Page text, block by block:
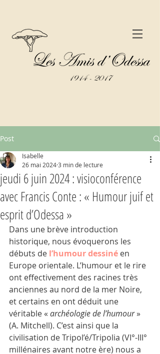
Post
jeudi 6 juin 2024 : visioconférence
avec Francis Conte : « Humour juif et
esprit d’Odessa »
Isabelle
26 mai 20243 min de lecture
Dans une brève introduction
historique, nous évoquerons les
débuts de l’humour dessiné en
Europe orientale. L’humour et le rire
ont effectivement des racines très
anciennes au nord de la mer Noire,
et certains en ont déduit une
véritable « archéologie de l’humour »
(A. Mitchell). C’est ainsi que la
civilisation de Tripol’é/Tripolia (VI°-III°
millénaires avant notre ère) nous a